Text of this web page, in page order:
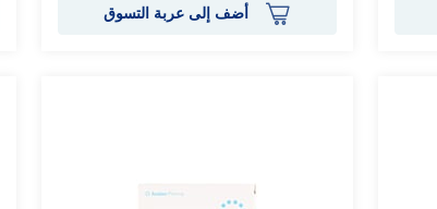
أضف إلى عربة التسوق